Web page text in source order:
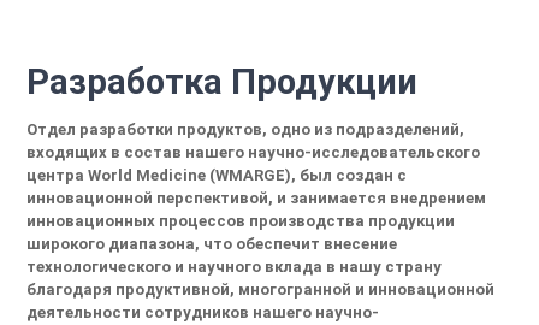
Разработка Продукции
Отдел разработки продуктов, одно из подразделений,
входящих в состав нашего научно-исследовательского
центра World Medicine (WMARGE), был создан с
инновационной перспективой, и занимается внедрением
инновационных процессов производства продукции
широкого диапазона, что обеспечит внесение
технологического и научного вклада в нашу страну
благодаря продуктивной, многогранной и инновационной
деятельности сотрудников нашего научно-